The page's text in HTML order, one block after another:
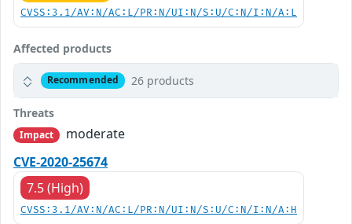
CVSS:3.1/AV:N/AC:L/PR:N/UI:N/S:U/C:N/I:N/A:L
Affected products
Recommended 26 products
Threats
Impact
moderate
CVE-2020-25674
7.5 (High)
CVSS:3.1/AV:N/AC:L/PR:N/UI:N/S:U/C:N/I:N/A:H